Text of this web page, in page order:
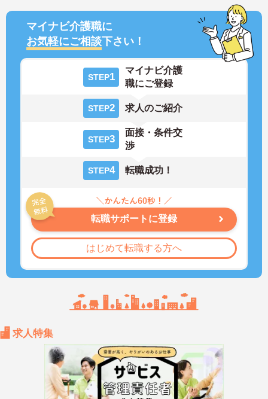
マイナビ介護職に
お気軽にご相談下さい！
STEP1
マイナビ介護
職にご登録
STEP2 求人のご紹介
STEP3
面接・条件交
渉
STEP4 転職成功！
転職サポートに登録
はじめて転職する方へ
求人特集